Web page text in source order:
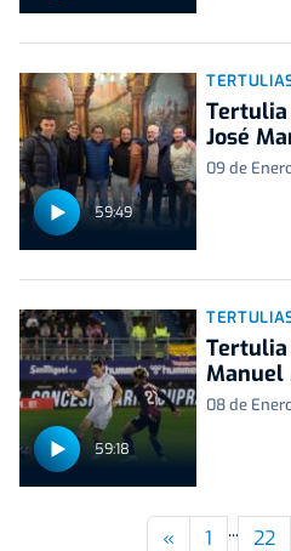
59:49
Tertulia
José
09 de
59:18
Tertulia
08 de
« Previous
1 ... 22